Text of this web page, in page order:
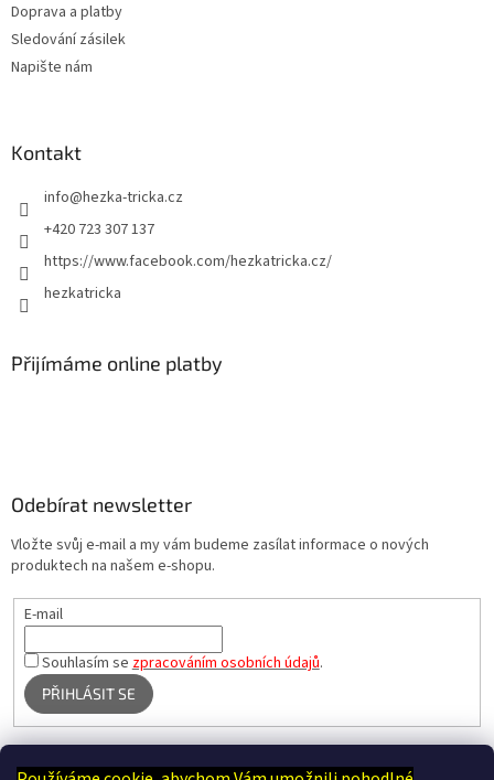
Doprava a platby
Sledování zásilek
Napište nám
Kontakt
info@hezka-tricka.cz
+420 723 307 137
https://www.facebook.com/hezkatricka.cz/
hezkatricka
Přijímáme online platby
Odebírat newsletter
Vložte svůj e-mail a my vám budeme zasílat informace o nových
produktech na našem e-shopu.
E-mail
Souhlasím sezpracováním osobních údajů.
PŘIHLÁSIT SE